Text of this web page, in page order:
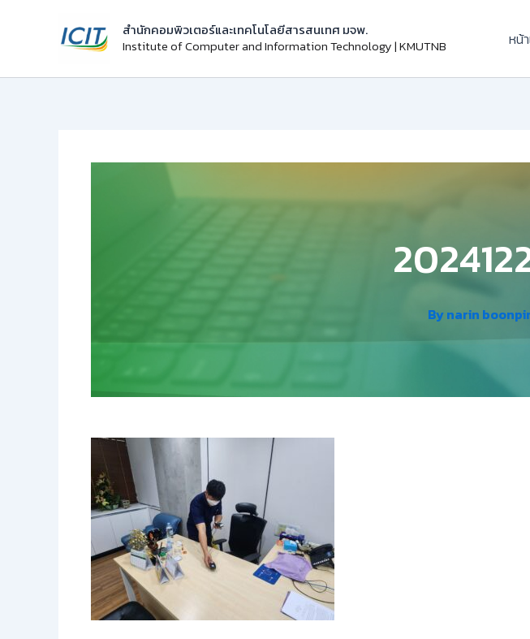
สำนักคอมพิวเตอร์และเทคโนโลยีสารสนเทศ มจพ.
Institute of Computer and Information Technology | KMUTNB
หน้
Bynarin